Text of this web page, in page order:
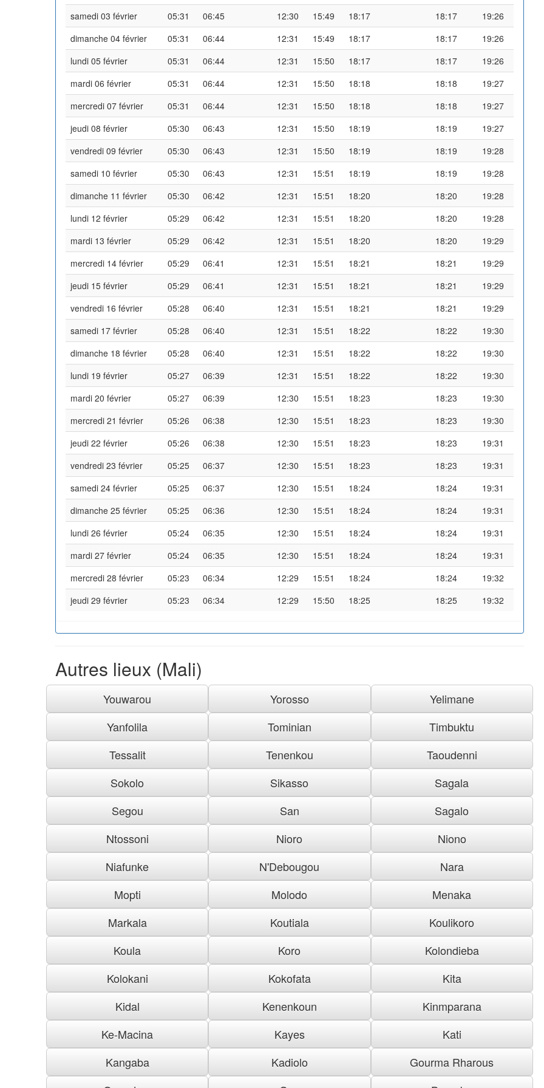
samedi 03 février
05:31 06:45 12:30 15:49 18:17 18:17
19:26
dimanche 04 février
05:31 06:44 12:31 15:49 18:17 18:17
19:26
lundi 05 février
05:31 06:44 12:31 15:50 18:17 18:17
19:26
mardi 06 février
05:31 06:44 12:31 15:50 18:18 18:18
19:27
mercredi 07 février
05:31 06:44 12:31 15:50 18:18 18:18
19:27
jeudi 08 février
05:30 06:43 12:31 15:50 18:19 18:19
19:27
vendredi 09 février
05:30 06:43 12:31 15:50 18:19 18:19
19:28
samedi 10 février
05:30 06:43 12:31 15:51 18:19 18:19
19:28
dimanche 11 février
05:30 06:42 12:31 15:51 18:20 18:20
19:28
lundi 12 février
05:29 06:42 12:31 15:51 18:20 18:20
19:28
mardi 13 février
05:29 06:42 12:31 15:51 18:20 18:20
19:29
mercredi 14 février
05:29 06:41 12:31 15:51 18:21 18:21
19:29
jeudi 15 février
05:29 06:41 12:31 15:51 18:21 18:21
19:29
vendredi 16 février
05:28 06:40 12:31 15:51 18:21 18:21
19:29
samedi 17 février
05:28 06:40 12:31 15:51 18:22 18:22
19:30
dimanche 18 février
05:28 06:40 12:31 15:51 18:22 18:22
19:30
lundi 19 février
05:27 06:39 12:31 15:51 18:22 18:22
19:30
mardi 20 février
05:27 06:39 12:30 15:51 18:23 18:23
19:30
mercredi 21 février
05:26 06:38 12:30 15:51 18:23 18:23
19:30
jeudi 22 février
05:26 06:38 12:30 15:51 18:23 18:23
19:31
vendredi 23 février
05:25 06:37 12:30 15:51 18:23 18:23
19:31
samedi 24 février
05:25 06:37 12:30 15:51 18:24 18:24
19:31
dimanche 25 février
05:25 06:36 12:30 15:51 18:24 18:24
19:31
lundi 26 février
05:24 06:35 12:30 15:51 18:24 18:24
19:31
mardi 27 février
05:24 06:35 12:30 15:51 18:24 18:24
19:31
mercredi 28 février
05:23 06:34 12:29 15:51 18:24 18:24
19:32
jeudi 29 février
05:23 06:34 12:29 15:50 18:25 18:25 19:32
Autres lieux (Mali)
Youwarou Yorosso
Yelimane
Yanfolila
Tominian
Timbuktu
Tessalit
Tenenkou
Taoudenni
Sokolo
Sikasso
Sagala
Segou
San
Sagalo
Ntossoni
Nioro
Niono
Niafunke
N'Debougou
Nara
Mopti
Molodo
Menaka
Markala
Koutiala
Koulikoro
Koula
Koro
Kolondieba
Kolokani
Kokofata
Kita
Kidal
Kenenkoun
Kinmparana
Ke-Macina
Kayes
Kati
Kangaba
Kadiolo
Gourma Rharous